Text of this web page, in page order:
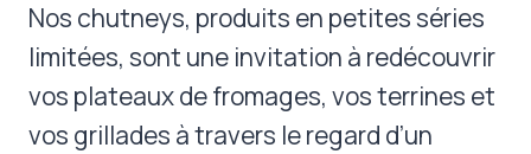
Nos chutneys, produits en petites séries
limitées, sont une invitation à redécouvrir
vos plateaux de fromages, vos terrines et
vos grillades à travers le regard d’un